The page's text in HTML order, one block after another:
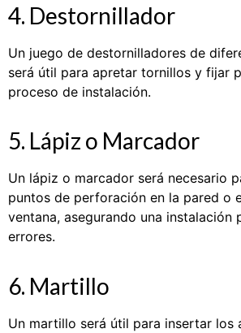
4. Destornillador
Un juego de destornilladores de
será útil para apretar tornillos y fijar
proceso de instalación.
5. Lápiz o Marcador
Un lápiz o marcador será necesario
puntos de perforación en la pared o
ventana, asegurando una instalación
errores.
6. Martillo
Un martillo será útil para insertar los